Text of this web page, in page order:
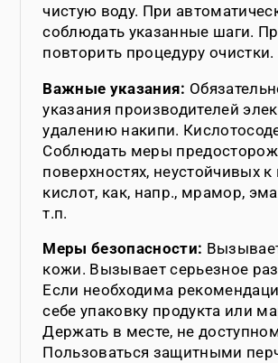
чистую воду. При
соблюдать указанные шаги.
повторить процедуру очистки.
Важные указания:
указания производителей
удалению накипи.
Соблюдать меры
поверхностях, неустойчивых
кислот, как, напр., мрамор,
т.п.
Меры безопасности:
кожи. Вызывает серьезное
Если необходима
себе упаковку продукта или
Держать в месте, не
Пользоваться защитными